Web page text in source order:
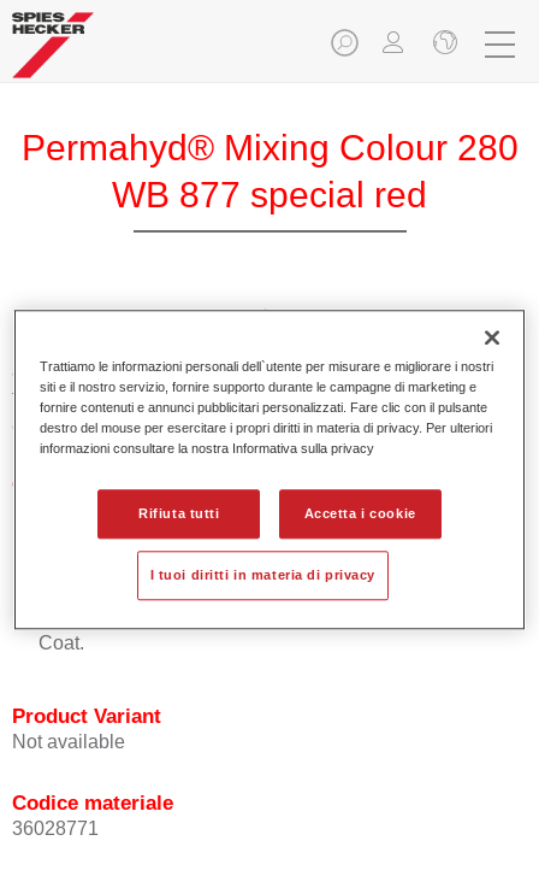
Permahyd® Mixing Colour 280
WB 877 special red
PermahydMixing Colour 280 è adatto per un uso con
Permahyd Pearl Base Coat 285, un sistema di base opaca
all’acqua di alta qualità. È basata su una speciale
tecnologia di dispersione poliuretanica per vernici pastello e
ad effetto.
Caratteristiche del prodotto
Applicazione semplice e veloce in 1,5 mani.
Buona verticalità.
Coat.
Product Variant
Not available
Codice materiale
36028771
Trattiamo le informazioni personali dell`utente per misurare e migliorare i nostri
siti e il nostro servizio, fornire supporto durante le campagne di marketing e
fornire contenuti e annunci pubblicitari personalizzati. Fare clic con il pulsante
destro del mouse per esercitare i propri diritti in materia di privacy. Per ulteriori
informazioni consultare la nostra Informativa sulla privacy
Rifiuta tutti Accetta i cookie
I tuoi diritti in materia di privacy